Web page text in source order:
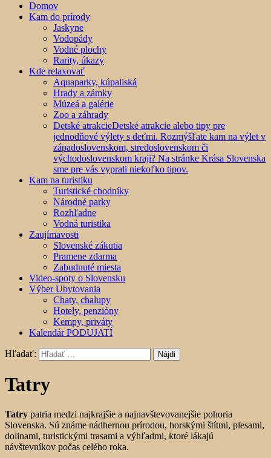
Domov
Kam do prírody
Jaskyne
Vodopády
Vodné plochy
Rarity, úkazy
Kde relaxovať
Aquaparky, kúpaliská
Hrady a zámky
Múzeá a galérie
Zoo a záhrady
Detské atrakcieDetské atrakcie alebo tipy pre
jednodňové výlety s deťmi. Rozmýšľate kam na výlet v
západoslovenskom, stredoslovenskom či
východoslovenskom kraji? Na stránke Krása Slovenska
sme pre vás vyprali niekoľko tipov.
Kam na turistiku
Turistické chodníky
Národné parky
Rozhľadne
Vodná turistika
Zaujímavosti
Slovenské zákutia
Pramene zdarma
Zabudnuté miesta
Video-spoty o Slovensku
Výber Ubytovania
Chaty, chalupy
Hotely, penzióny
Kempy, priváty
Kalendár PODUJATÍ
Hľadať:
Tatry
Tatry patria medzi najkrajšie a najnavštevovanejšie pohoria
Slovenska. Sú známe nádhernou prírodou, horskými štítmi, plesami,
dolinami, turistickými trasami a výhľadmi, ktoré lákajú
návštevníkov počas celého roka.